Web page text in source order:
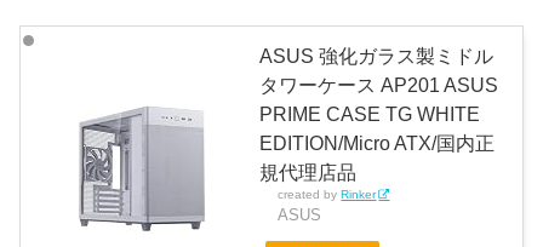
ASUS 強化ガラス製ミドル
タワーケース AP201 ASUS
PRIME CASE TG WHITE
EDITION/Micro ATX/国内正
規代理店品
created byRinker
ASUS